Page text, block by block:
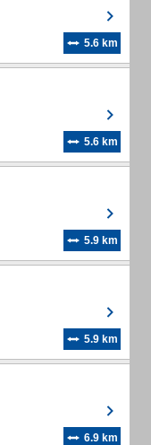
5.6 km
5.6 km
5.9 km
5.9 km
6.9 km